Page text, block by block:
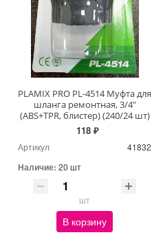
PLAMIX PRO PL-4514 Муфта для
шланга ремонтная, 3/4"
(ABS+TPR, блистер) (240/24 шт)
118 ₽
Артикул 41832
Наличие: 20 шт
шт
В корзину